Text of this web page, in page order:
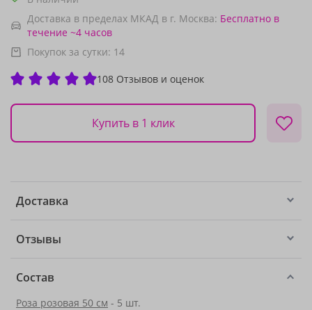
Доставка в пределах МКАД в г. Москва: Бесплатно в
течение ~4 часов
Покупок за сутки: 14
108 Отзывов и оценок
Купить в 1 клик
Доставка
Отзывы
Состав
Роза розовая 50 см - 5 шт.